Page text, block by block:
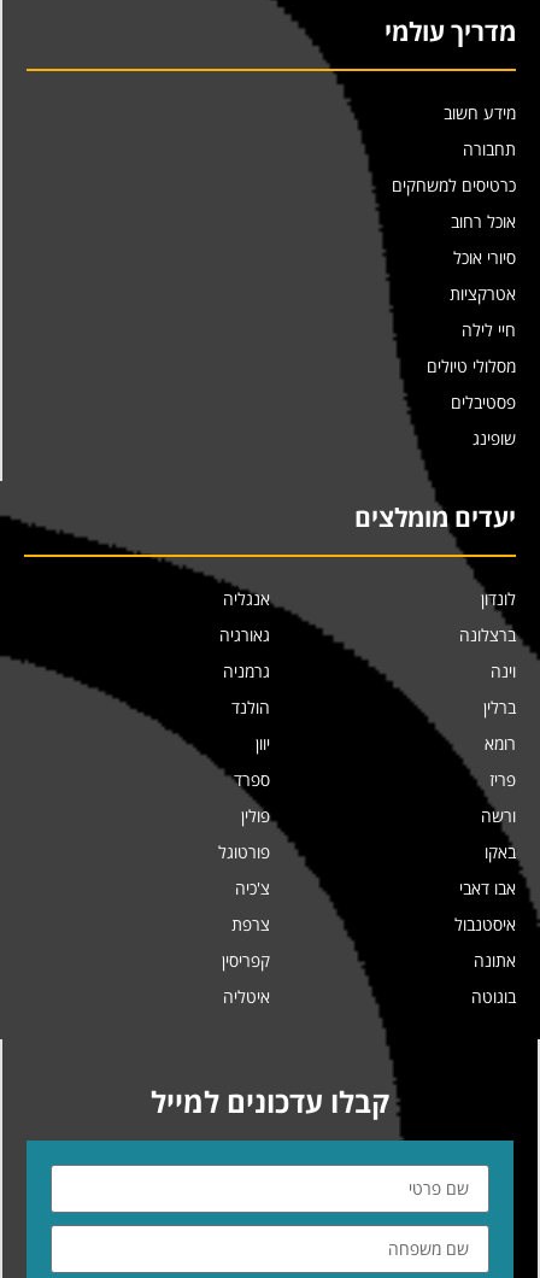
מדריך עולמי
מידע חשוב
תחבורה
כרטיסים למשחקים
אוכל רחוב
סיורי אוכל
אטרקציות
חיי לילה
מסלולי טיולים
פסטיבלים
שופינג
יעדים מומלצים
לונדון
ברצלונה
וינה
ברלין
רומא
פריז
ורשה
באקו
אבו דאבי
איסטנבול
אתונה
בוגוטה
אנגליה
גאורגיה
גרמניה
הולנד
יוון
ספרד
פולין
פורטוגל
צ'כיה
צרפת
קפריסין
איטליה
קבלו עדכונים למייל